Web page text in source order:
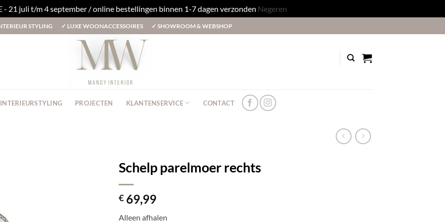
- 21 juli t/m 4 september / online bestellingen binnen 1-7 dagen verzonden Negeren
STYLING ✓ LUXE WOONACCESSOIRES ✓ SHOWROOM & WEBSHOP
INTERIEURSTYLING PROJECTEN KLANTENSERVICE CONTACT
Schelp parelmoer rechts
€ 69,99
Alleen afhalen